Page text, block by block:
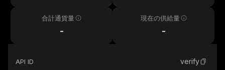
合計通貨量
-
現在の供給量
-
API ID verify